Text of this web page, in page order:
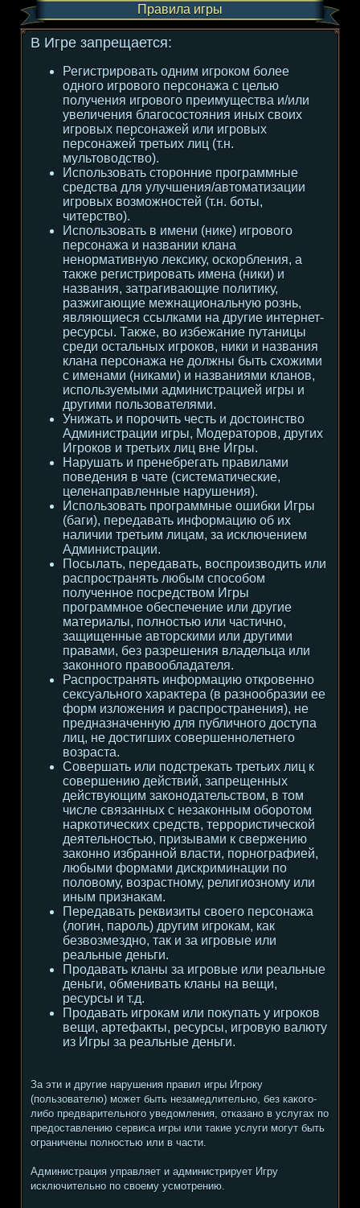
Правила игры
В Игре запрещается:
Регистрировать одним игроком более
одного игрового персонажа с целью
получения игрового преимущества и/или
увеличения благосостояния иных своих
игровых персонажей или игровых
персонажей третьих лиц (т.н.
мультоводство).
Использовать сторонние программные
средства для улучшения/автоматизации
игровых возможностей (т.н. боты,
читерство).
Использовать в имени (нике) игрового
персонажа и названии клана
ненормативную лексику, оскорбления, а
также регистрировать имена (ники) и
названия, затрагивающие политику,
разжигающие межнациональную рознь,
являющиеся ссылками на другие интернет-
ресурсы. Также, во избежание путаницы
среди остальных игроков, ники и названия
клана персонажа не должны быть схожими
с именами (никами) и названиями кланов,
используемыми администрацией игры и
другими пользователями.
Унижать и порочить честь и достоинство
Администрации игры, Модераторов, других
Игроков и третьих лиц вне Игры.
Нарушать и пренебрегать правилами
поведения в чате (систематические,
целенаправленные нарушения).
Использовать программные ошибки Игры
(баги), передавать информацию об их
наличии третьим лицам, за исключением
Администрации.
Посылать, передавать, воспроизводить или
распространять любым способом
полученное посредством Игры
программное обеспечение или другие
материалы, полностью или частично,
защищенные авторскими или другими
правами, без разрешения владельца или
законного правообладателя.
Распространять информацию откровенно
сексуального характера (в разнообразии ее
форм изложения и распространения), не
предназначенную для публичного доступа
лиц, не достигших совершеннолетнего
возраста.
Совершать или подстрекать третьих лиц к
совершению действий, запрещенных
действующим законодательством, в том
числе связанных с незаконным оборотом
наркотических средств, террористической
деятельностью, призывами к свержению
законно избранной власти, порнографией,
любыми формами дискриминации по
половому, возрастному, религиозному или
иным признакам.
Передавать реквизиты своего персонажа
(логин, пароль) другим игрокам, как
безвозмездно, так и за игровые или
реальные деньги.
Продавать кланы за игровые или реальные
деньги, обменивать кланы на вещи,
ресурсы и т.д.
Продавать игрокам или покупать у игроков
вещи, артефакты, ресурсы, игровую валюту
из Игры за реальные деньги.
За эти и другие нарушения правил игры Игроку
(пользователю) может быть незамедлительно, без какого-
либо предварительного уведомления, отказано в услугах по
предоставлению сервиса игры или такие услуги могут быть
ограничены полностью или в части.
Администрация управляет и администрирует Игру
исключительно по своему усмотрению.